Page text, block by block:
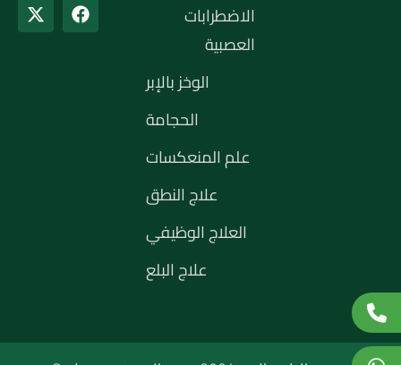
الاضطرابات
العصبية
الوخز بالإبر
الحجامة
علم المنعكسات
علاج النطق
العلاج الوظيفي
علاج البلع